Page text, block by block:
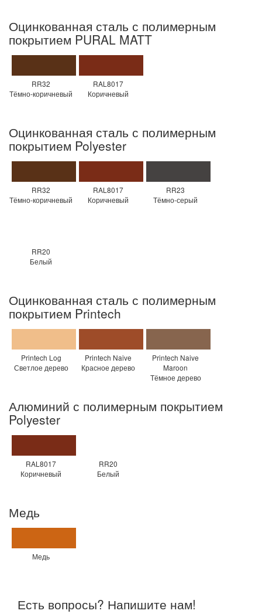
Оцинкованная сталь с полимерным
покрытием PURAL MATT
RR32
Тёмно-коричневый
RAL8017
Коричневый
Оцинкованная сталь с полимерным
покрытием Polyester
RR32
Тёмно-коричневый
RAL8017
Коричневый
RR23
Тёмно-серый
RR20
Белый
Оцинкованная сталь с полимерным
покрытием Printech
Printech Log
Светлое дерево
Printech Naive
Красное дерево
Printech Naive
Maroon
Тёмное дерево
Алюминий с полимерным покрытием
Polyester
RAL8017
Коричневый
RR20
Белый
Медь
Медь
Есть вопросы? Напишите нам!